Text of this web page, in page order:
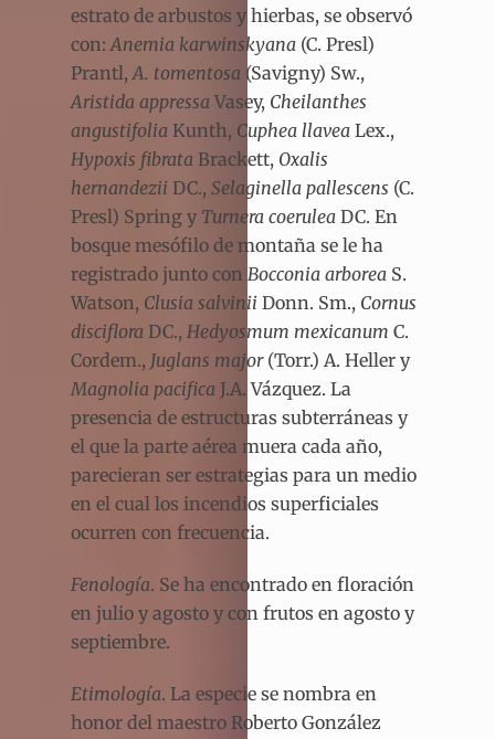
estrato de arbustos y hierbas, se observó
con:Anemia karwinskyana (C. Presl)
Prantl,A. tomentosa (Savigny) Sw.,
Aristida appressa Vasey, Cheilanthes
angustifolia Kunth, Cuphea llavea Lex.,
Hypoxis fibrata Brackett, Oxalis
hernandezii DC., Selaginella pallescens (C.
Presl) Spring y Turnera coerulea DC. En
bosque mesófilo de montaña se le ha
registrado junto con Bocconia arborea S.
Watson, Clusia salvinii Donn. Sm., Cornus
disciflora DC., Hedyosmum mexicanum C.
Cordem., Juglans major(Torr.) A. Heller y
Magnolia pacifica J.A. Vázquez. La
presencia de estructuras subterráneas y
el que la parte aérea muera cada año,
parecieran ser estrategias para un medio
en el cual los incendios superficiales
ocurren con frecuencia.
Fenología. Se ha encontrado en floración
en julio y agosto y con frutos en agosto y
septiembre.
Etimología. La especie se nombra en
honor del maestro Roberto González